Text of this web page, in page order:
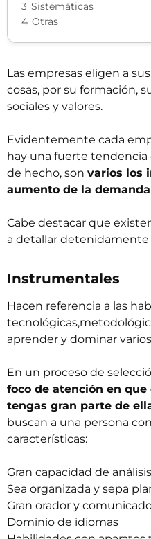
3 Sistemáticas
4 Otras
Las empresas eligen a
cosas, por su formación,
sociales y valores.
Evidentemente cada
hay una fuerte tendencia
de hecho, son varios los
aumento de la
Cabe destacar que
a detallar detenidamente
Instrumentales
Hacen referencia a las
aprender y dominar
En un proceso de
foco de atención en
tengas gran parte de
buscan a una persona
características:
Gran capacidad de análisis
Sea organizada y sepa
Gran orador y
Dominio de idiomas